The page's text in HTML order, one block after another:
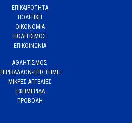
ΕΠΙΚΑΙΡΟΤΗΤΑ
ΠΟΛΙΤΙΚΗ
ΟΙΚΟΝΟΜΙΑ
ΠΟΛΙΤΙΣΜΟΣ
ΕΠΙΚΟΙΝΩΝΙΑ
ΑΘΛΗΤΙΣΜΟΣ
ΠΕΡΙΒΑΛΛΟΝ-ΕΠΙΣΤΗΜΗ
ΜΙΚΡΕΣ ΑΓΓΕΛΙΕΣ
ΕΦΗΜΕΡΙΔΑ
ΠΡΟΒΟΛΗ